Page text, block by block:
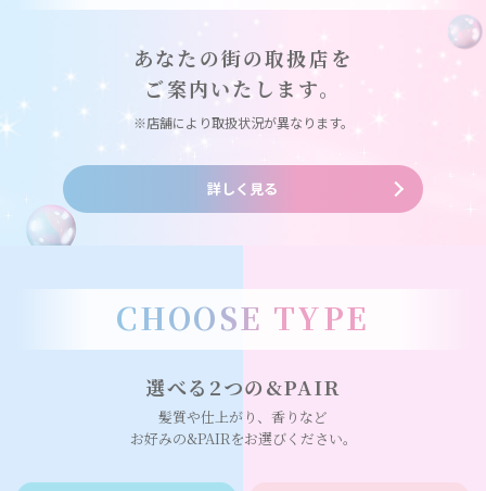
あなたの街の取扱店を
ご案内いたします。
※店舗により取扱状況が異なります。
詳しく見る
CHOOSE TYPE
選べる2つの&PAIR
髪質や仕上がり、香りなど
お好みの&PAIRをお選びください。